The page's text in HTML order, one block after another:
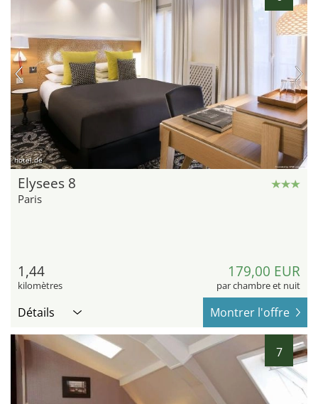
hotel.de
Elysees 8
Paris
1,44
kilomètres
179,00 EUR
par chambre et nuit
Détails Montrer l'offre
7